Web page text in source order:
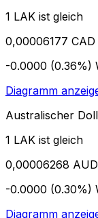
1 LAK ist gleich
0,00006177 CAD
-0.0000 (0.36%)
Diagramm
Australischer
1 LAK ist gleich
0,00006268 AUD
-0.0000 (0.30%)
Diagramm